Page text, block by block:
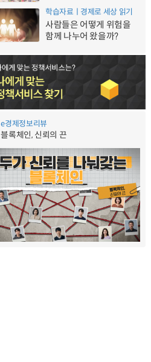
학습자료ㅣ경제로 세상 읽기
사람들은 어떻게 위험을
함께 나누어 왔을까?
e경제정보리뷰
블록체인, 신뢰의 끈